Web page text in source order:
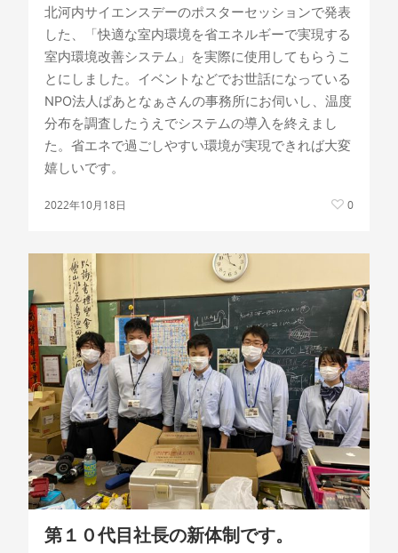
北河内サイエンスデーのポスターセッションで発表
した、「快適な室内環境を省エネルギーで実現する
室内環境改善システム」を実際に使用してもらうこ
とにしました。イベントなどでお世話になっている
NPO法人ぱあとなぁさんの事務所にお伺いし、温度
分布を調査したうえでシステムの導入を終えまし
た。省エネで過ごしやすい環境が実現できれば大変
嬉しいです。
2022年10月18日 0
第１０代目社長の新体制です。